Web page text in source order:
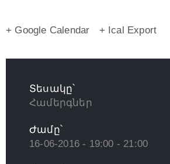
+ Google Calendar + Ical Export
Տեսակը՝
Համերգներ
Ժամը՝
16-06-2016 - 19:00 - 21:00